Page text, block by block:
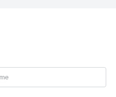
Drehkreuzen und